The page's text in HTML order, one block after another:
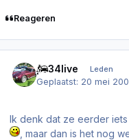
Reageren
ps34live Leden
Geplaatst: 20 mei
Ik denk dat ze eerder
, maar dan is het nog